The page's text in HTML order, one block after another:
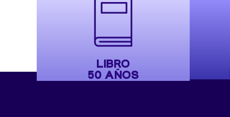
LIBRO
50 AÑOS